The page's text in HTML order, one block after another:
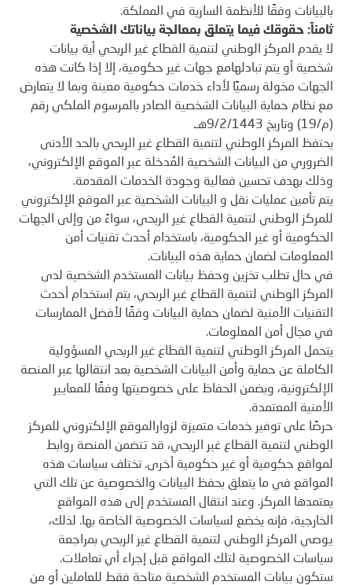
بالبيانات وفقًا للأنظمة السارية في المملكة.
ثامناً: حقوقك فيما يتعلق بمعالجة بياناتك الشخصية
لا يقدم المركز الوطني لتنمية القطاع غير الربحي أية بيانات
شخصية أو يتم تبادلهامع جهات غير حكومية، إلا إذا كانت هذه
الجهات مخولة رسميًا لأداء خدمات حكومية معينة وبما لا يتعارض
مع نظام حماية البيانات الشخصية الصادر بالمرسوم الملكي رقم
(م/19) وتاريخ 9/2/1443هـ.
يحتفظ المركز الوطني لتنمية القطاع غير الربحي بالحد الأدنى
الضروري من البيانات الشخصية المُدخلة عبر الموقع الإلكتروني،
وذلك بهدف تحسين فعالية وجودة الخدمات المقدمة.
يتم تأمين عمليات نقل و البيانات الشخصية عبر الموقع الإلكتروني
للمركز الوطني لتنمية القطاع غير الربحي، سواءً من وإلى الجهات
الحكومية أو غير الحكومية، باستخدام أحدث تقنيات أمن
المعلومات لضمان حماية هذه البيانات.
في حال تطلب تخزين وحفظ بيانات المستخدم الشخصية لدى
المركز الوطني لتنمية القطاع غير الربحي، يتم استخدام أحدث
التقنيات الأمنية لضمان حماية البيانات وفقًا لأفضل الممارسات
في مجال أمن المعلومات.
يتحمل المركز الوطني لتنمية القطاع غير الربحي المسؤولية
الكاملة عن حماية وأمن البيانات الشخصية بعد انتقالها عبر المنصة
الإلكترونية، ويضمن الحفاظ على خصوصيتها وفقًا للمعايير
الأمنية المعتمدة.
حرصًا على توفير خدمات متميزة لزوارالموقع الإلكتروني للمركز
الوطني لتنمية القطاع غير الربحي، قد تتضمن المنصة روابط
لمواقع حكومية أو غير حكومية أخرى. تختلف سياسات هذه
المواقع في ما يتعلق بحفظ البيانات والخصوصية عن تلك التي
يعتمدها المركز. وعند انتقال المستخدم إلى هذه المواقع
الخارجية، فإنه يخضع لسياسات الخصوصية الخاصة بها. لذلك،
يوصي المركز الوطني لتنمية القطاع غير الربحي بمراجعة
سياسات الخصوصية لتلك المواقع قبل إجراء أي تعاملات.
ستكون بيانات المستخدم الشخصية متاحة فقط للعاملين أو من